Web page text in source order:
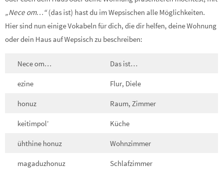
„Nece om…“(das ist) hast du im Wepsischen alle Möglichkeiten.
Hier sind nun einige Vokabeln für dich, die dir helfen, deine Wohnung
oder dein Haus auf Wepsisch zu beschreiben:
Nece om… Das ist…
ezine Flur, Diele
honuz Raum, Zimmer
keitimpol’ Küche
ühthine honuz Wohnzimmer
magaduzhonuz Schlafzimmer